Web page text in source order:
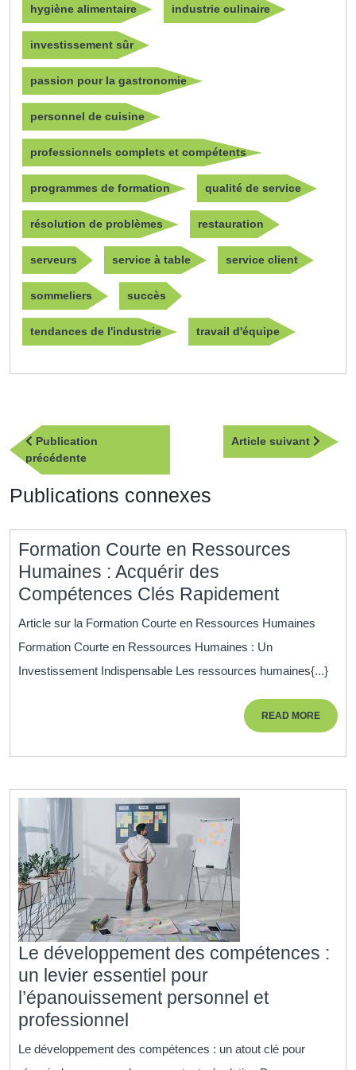
hygiène alimentaire industrie culinaire
investissement sûr
passion pour la gastronomie
personnel de cuisine
professionnels complets et compétents
programmes de formation qualité de service
résolution de problèmes restauration
serveurs service à table service client
sommeliers succès
tendances de l'industrie travail d'équipe
Navigation
de
l’article
Publication
précédentePublication
précédente
Article suivant
Article
Publications connexes
Formation Courte en Ressources
Humaines : Acquérir des
Compétences Clés Rapidement
Courte
:
Acquérir
Clés
Article sur la Formation Courte en Ressources Humaines
Formation Courte en Ressources Humaines : Un
Investissement Indispensable Les ressources humaines{...}
READ MOREREAD
MORE
Le développement des compétences :
un levier essentiel pour
l’épanouissement personnel et
professionnel
développement
des
Le développement des compétences : un atout clé pour